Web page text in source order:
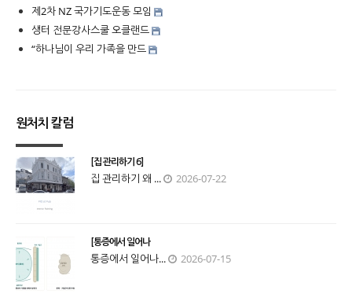
제2차 NZ 국가기도운동 모임
생터 전문강사스쿨 오클랜드
“하나님이 우리 가족을 만드
원처치 칼럼
[집 관리하기 6]
집 관리하기 왜 ... 2026-07-22
[통증에서 일어나
통증에서 일어나... 2026-07-15